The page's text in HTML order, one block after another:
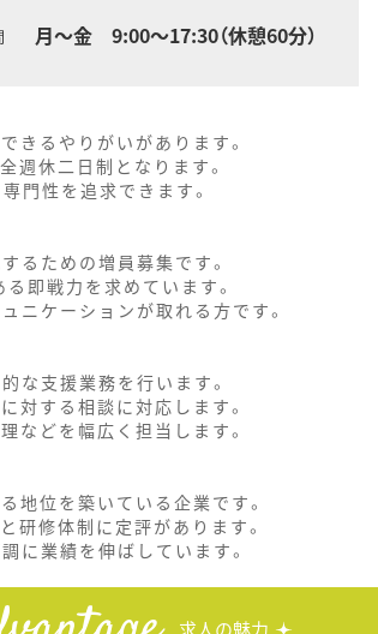
月～金 9:00～17:30（休憩60分）
きるやりがいがあります。
休二日制となります。
門性を追求できます。
るための増員募集です。
即戦力を求めています。
ニケーションが取れる方です。
な支援業務を行います。
対する相談に対応します。
などを幅広く担当します。
地位を築いている企業です。
修体制に定評があります。
に業績を伸ばしています。